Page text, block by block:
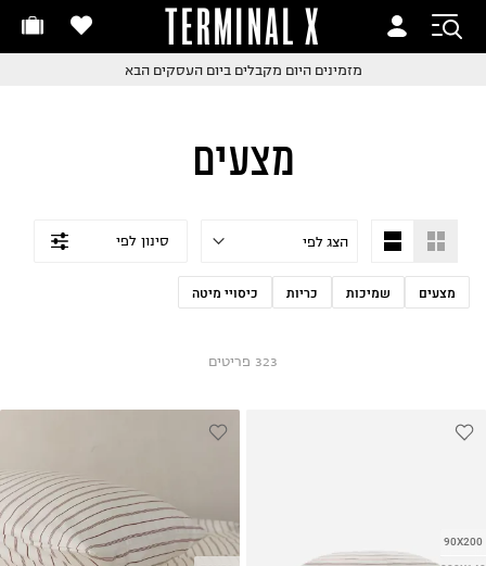
TERMINAL X
החלפות והחזרות בקליקעם שליח עד הבית!
מצעים
סינון לפי
מצעים שמיכות כריות כיסויי מיטה
323 פריטים
90X200